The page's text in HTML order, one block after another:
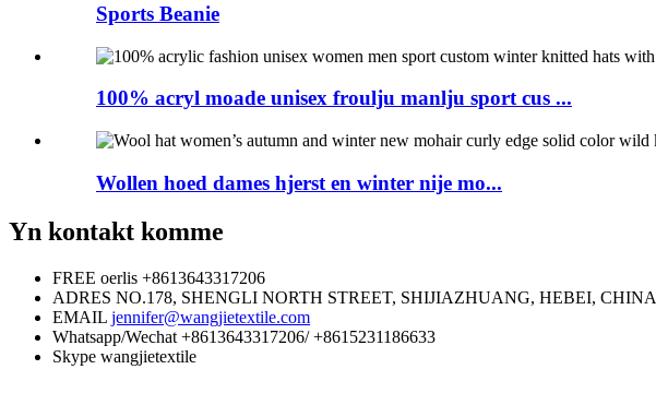
Sports Beanie
100% acryl moade unisex froulju manlju sport cus ...
Wollen hoed dames hjerst en winter nije mo...
Yn kontakt komme
FREE oerlis +8613643317206
ADRES NO.178, SHENGLI NORTH STREET, SHIJIAZHUANG, HEBEI, CHINA
EMAIL jennifer@wangjietextile.com
Whatsapp/Wechat +8613643317206/ +8615231186633
Skype wangjietextile